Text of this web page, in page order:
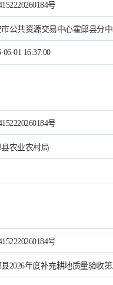
号
公共资源交易中心霍邱县分
06-01 16:37:00
号
县农业农村局
号
2026年度补充耕地质量验收